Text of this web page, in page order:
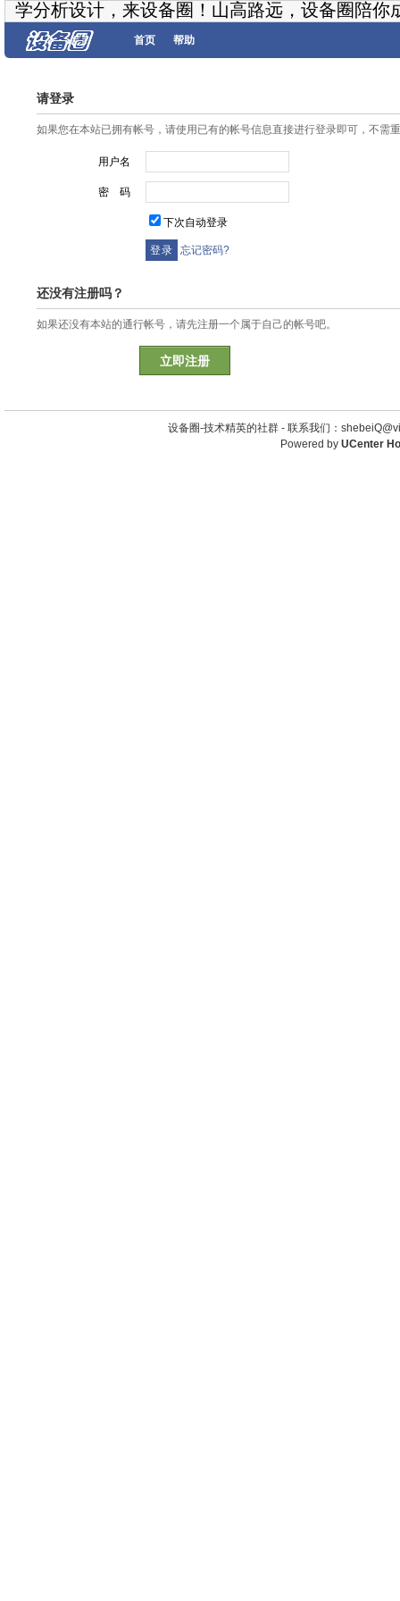
学分析设计，来设备圈！山高路远，设备圈陪你
首页 帮助
请登录
如果您在本站已拥有帐号，请使用已有的帐号信息直接进行登录即可，不需
用户名
密 码
下次自动登录
忘记密码?
还没有注册吗？
如果还没有本站的通行帐号，请先注册一个属于自己的帐号吧。
立即注册
设备圈-技术精英的社群 - 联系我们：
Powered by UCenter